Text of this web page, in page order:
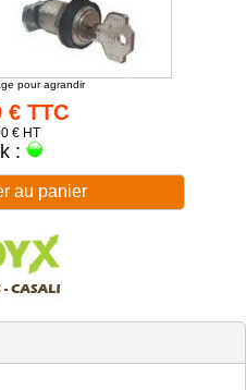
pour agrandir
€ TTC
€ HT
:
au panier